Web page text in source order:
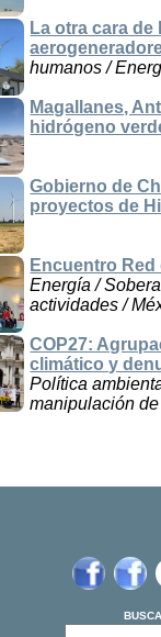
La otra cara
humanos /
Magallanes,
hidrógeno
Gobierno de
proyectos de
Encuentro
Energía /
actividades /
COP27:
climático y
Política
manipulación